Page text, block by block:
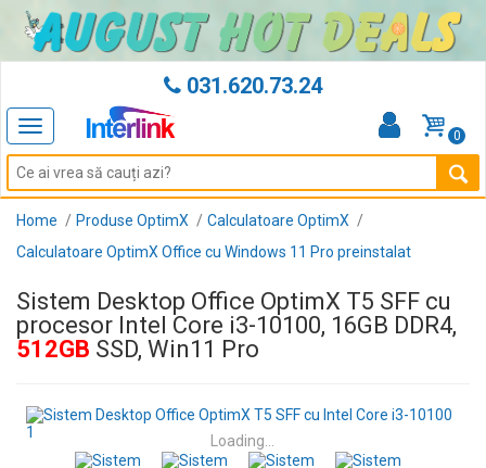
031.620.73.24
Toggle
navigation
0
Home Produse OptimX
Calculatoare OptimX
Calculatoare OptimX Office cu Windows 11 Pro preinstalat
Sistem Desktop Office OptimX T5 SFF cu
procesor Intel Core i3-10100, 16GB DDR4,
512GB SSD, Win11 Pro
Loading...